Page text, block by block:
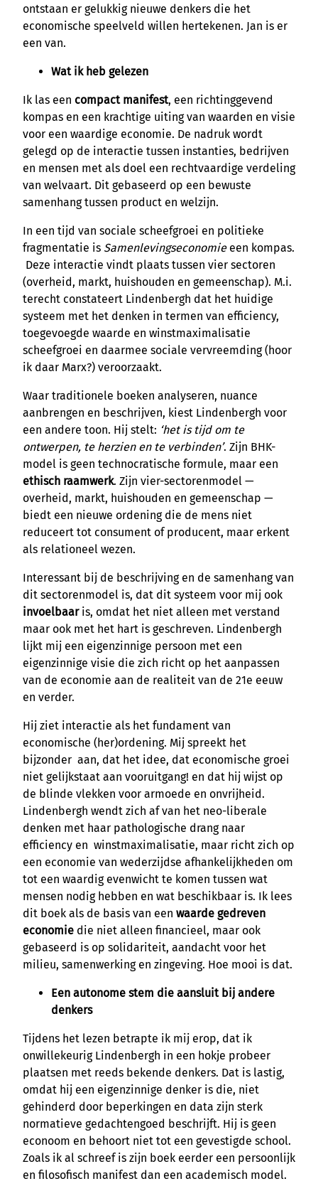
ontstaan er gelukkig nieuwe denkers die het
economische speelveld willen hertekenen. Jan is er
een van.
Wat ik heb gelezen
Ik las een compact manifest, een richtinggevend
kompas en een krachtige uiting van waarden en visie
voor een waardige economie. De nadruk wordt
gelegd op de interactie tussen instanties, bedrijven
en mensen met als doel een rechtvaardige verdeling
van welvaart. Dit gebaseerd op een bewuste
samenhang tussen product en welzijn.
In een tijd van sociale scheefgroei en politieke
fragmentatie is Samenlevingseconomieeen kompas.
Deze interactie vindt plaats tussen vier sectoren
(overheid, markt, huishouden en gemeenschap). M.i.
terecht constateert Lindenbergh dat het huidige
systeem met het denken in termen van efficiency,
toegevoegde waarde en winstmaximalisatie
scheefgroei en daarmee sociale vervreemding (hoor
ik daar Marx?) veroorzaakt.
Waar traditionele boeken analyseren, nuance
aanbrengen en beschrijven, kiest Lindenbergh voor
een andere toon. Hij stelt: ‘het is tijd om te
ontwerpen, te herzien en te verbinden’. Zijn BHK-
model is geen technocratische formule, maar een
ethisch raamwerk. Zijn vier-sectorenmodel —
overheid, markt, huishouden en gemeenschap —
biedt een nieuwe ordening die de mens niet
reduceert tot consument of producent, maar erkent
als relationeel wezen.
Interessant bij de beschrijving en de samenhang van
dit sectorenmodel is, dat dit systeem voor mij ook
invoelbaaris, omdat het niet alleen met verstand
maar ook met het hart is geschreven. Lindenbergh
lijkt mij een eigenzinnige persoon met een
eigenzinnige visie die zich richt op het aanpassen
van de economie aan de realiteit van de 21e eeuw
en verder.
Hij ziet interactie als het fundament van
economische (her)ordening. Mij spreekt het
bijzonder aan, dat het idee, dat economische groei
niet gelijkstaat aan vooruitgang! en dat hij wijst op
de blinde vlekken voor armoede en onvrijheid.
Lindenbergh wendt zich af van het neo-liberale
denken met haar pathologische drang naar
efficiency en winstmaximalisatie, maar richt zich op
een economie van wederzijdse afhankelijkheden om
tot een waardig evenwicht te komen tussen wat
mensen nodig hebben en wat beschikbaar is. Ik lees
dit boek als de basis van een waarde gedreven
economie die niet alleen financieel, maar ook
gebaseerd is op solidariteit, aandacht voor het
milieu, samenwerking en zingeving. Hoe mooi is dat.
Een autonome stem die aansluit bij andere
denkers
Tijdens het lezen betrapte ik mij erop, dat ik
onwillekeurig Lindenbergh in een hokje probeer
plaatsen met reeds bekende denkers. Dat is lastig,
omdat hij een eigenzinnige denker is die, niet
gehinderd door beperkingen en data zijn sterk
normatieve gedachtengoed beschrijft. Hij is geen
econoom en behoort niet tot een gevestigde school.
Zoals ik al schreef is zijn boek eerder een persoonlijk
en filosofisch manifest dan een academisch model.